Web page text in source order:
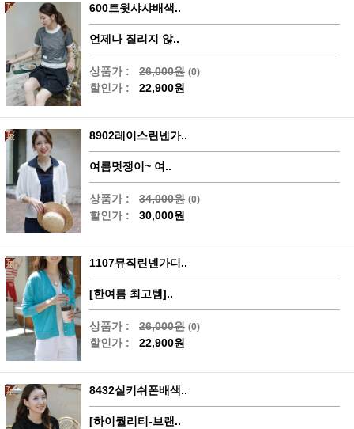
600트윗샤샤배색..
언제나 질리지 않..
상품가 : 26,000원 (0)
할인가 : 22,900원
8902레이스린넨가..
여름멋쟁이~ 여..
상품가 : 34,000원 (0)
할인가 : 30,000원
1107뮤직린넨가디..
[한여름 최고템]..
상품가 : 26,000원 (0)
할인가 : 22,900원
8432실키쉬폰배색..
[하이퀄리티-브랜..